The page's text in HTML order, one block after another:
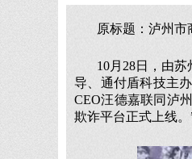
原标题：泸州
10月28日，由
导、通付盾科技主
CEO汪德嘉联同泸
欺诈平台正式上线。